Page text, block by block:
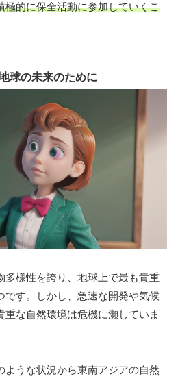
極的に保全活動に参加していくこ
球の未来のために
多様性を誇り、地球上で最も貴重
です。しかし、急速な開発や気候
な自然環境は危機に瀕していま
ような状況から東南アジアの自然